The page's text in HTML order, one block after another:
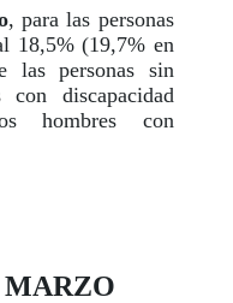
, para las personas
18,5% (19,7% en
las personas sin
con discapacidad
hombres con
MARZO